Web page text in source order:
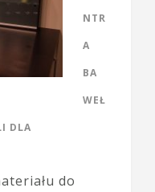
NTR
A
BA
WEŁ
DLA
do